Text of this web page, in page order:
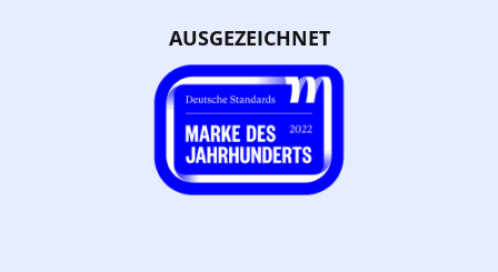
AUSGEZEICHNET